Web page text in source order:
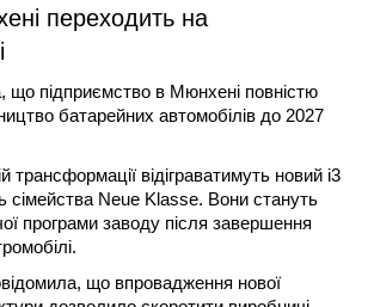
переходить на
що підприємство в Мюнхені повністю
батарейних автомобілів до 2027
трансформації відіграватимуть новий i3
Neue Klasse. Вони стануть
програми заводу після завершення
що впровадження нової